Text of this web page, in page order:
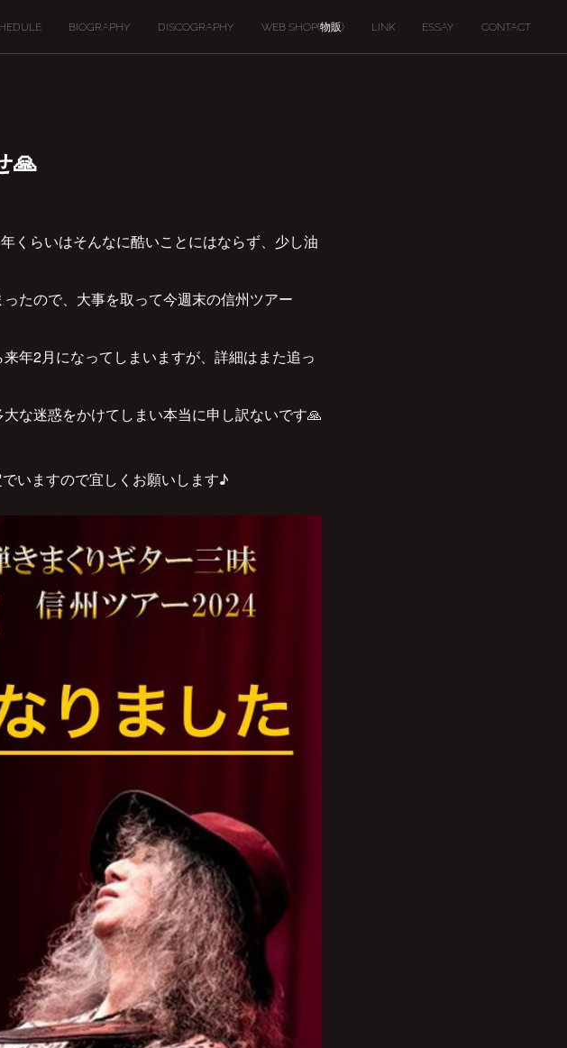
BIOGRAPHY DISCOGRAPHY WEB SHOP(物販) LINK ESSAY CONTACT
🙏
くらいはそんなに酷いことにはならず、少し油
たので、大事を取って今週末の信州ツアー
年2月になってしまいますが、詳細はまた追っ
な迷惑をかけてしまい本当に申し訳ないです🙏
いますので宜しくお願いします♪